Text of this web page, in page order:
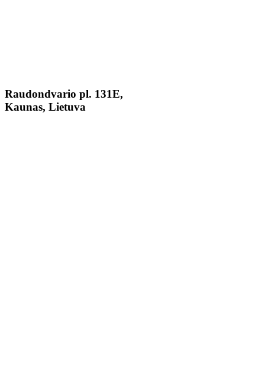
Raudondvario pl. 131E,
Kaunas, Lietuva